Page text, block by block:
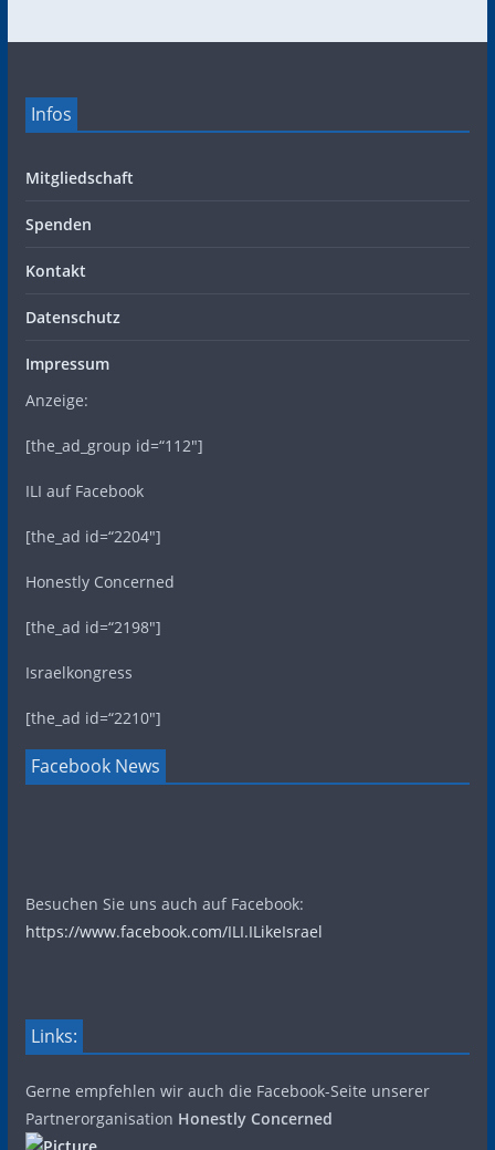
Infos
Mitgliedschaft
Spenden
Kontakt
Datenschutz
Impressum
Anzeige:
[the_ad_group id=“112″]
ILI auf Facebook
[the_ad id=“2204″]
Honestly Concerned
[the_ad id=“2198″]
Israelkongress
[the_ad id=“2210″]
Facebook News
Besuchen Sie uns auch auf Facebook:
https://www.facebook.com/ILI.ILikeIsrael
Links:
Gerne empfehlen wir auch die Facebook-Seite unserer
Partnerorganisation Honestly Concerned